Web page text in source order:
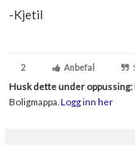
-Kjetil
2 Anbefal
Husk dette under oppussing:
Boligmappa. Logg inn her